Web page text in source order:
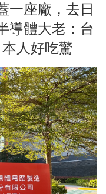
一座廠，去日
導體大老：台
人好吃驚